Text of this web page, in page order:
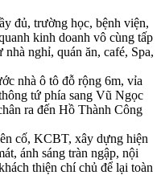
đủ, trường học, bệnh viện,
kinh doanh vô cùng tấp
nghỉ, quán ăn, café, Spa,
nhà ô tô đỗ rộng 6m, vỉa
tứ phía sang Vũ Ngọc
ra đến Hồ Thành Công
cố, KCBT, xây dựng hiện
ánh sáng tràn ngập, nội
thiện chí chủ để lại toàn